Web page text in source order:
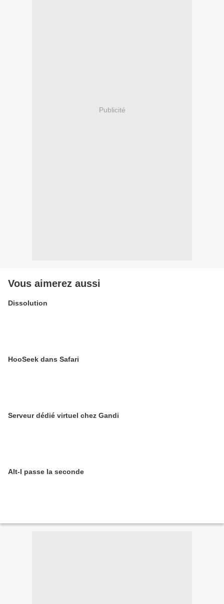
Publicité
Vous aimerez aussi
Dissolution
HooSeek dans Safari
Serveur dédié virtuel chez Gandi
Alt-I passe la seconde